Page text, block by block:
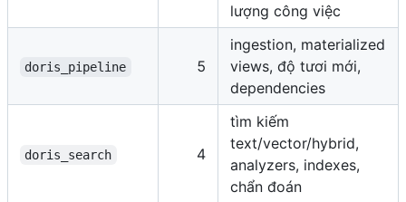
lượng công việc
doris_pipeline 5
ingestion, materialized
views, độ tươi mới,
dependencies
doris_search 4
tìm kiếm
text/vector/hybrid,
analyzers, indexes,
chẩn đoán